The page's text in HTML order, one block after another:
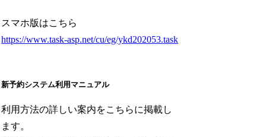
スマホ版はこちら
https://www.task-asp.net/cu/eg/ykd202053.task
新予約システム利用マニュアル
利用方法の詳しい案内をこちらに掲載し
ます。